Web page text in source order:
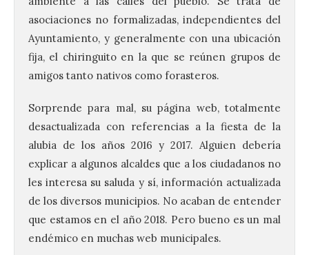
asociaciones no formalizadas, independientes del
Ayuntamiento, y generalmente con una ubicación
fija, el chiringuito en la que se reúnen grupos de
amigos tanto nativos como forasteros.
Sorprende para mal, su página web, totalmente
desactualizada con referencias a la fiesta de la
alubia de los años 2016 y 2017. Alguien debería
explicar a algunos alcaldes que a los ciudadanos no
les interesa su saluda y sí, información actualizada
de los diversos municipios. No acaban de entender
que estamos en el año 2018. Pero bueno es un mal
endémico en muchas web municipales.